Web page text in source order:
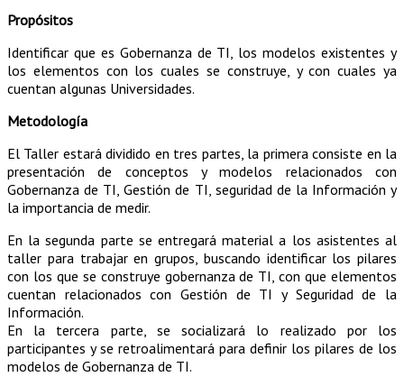
Propósitos
Identificar que es Gobernanza de TI, los modelos existentes y
los elementos con los cuales se construye, y con cuales ya
cuentan algunas Universidades.
Metodología
El Taller estará dividido en tres partes, la primera consiste en la
presentación de conceptos y modelos relacionados con
Gobernanza de TI, Gestión de TI, seguridad de la Información y
la importancia de medir.
En la segunda parte se entregará material a los asistentes al
taller para trabajar en grupos, buscando identificar los pilares
con los que se construye gobernanza de TI, con que elementos
cuentan relacionados con Gestión de TI y Seguridad de la
Información.
En la tercera parte, se socializará lo realizado por los
participantes y se retroalimentará para definir los pilares de los
modelos de Gobernanza de TI.